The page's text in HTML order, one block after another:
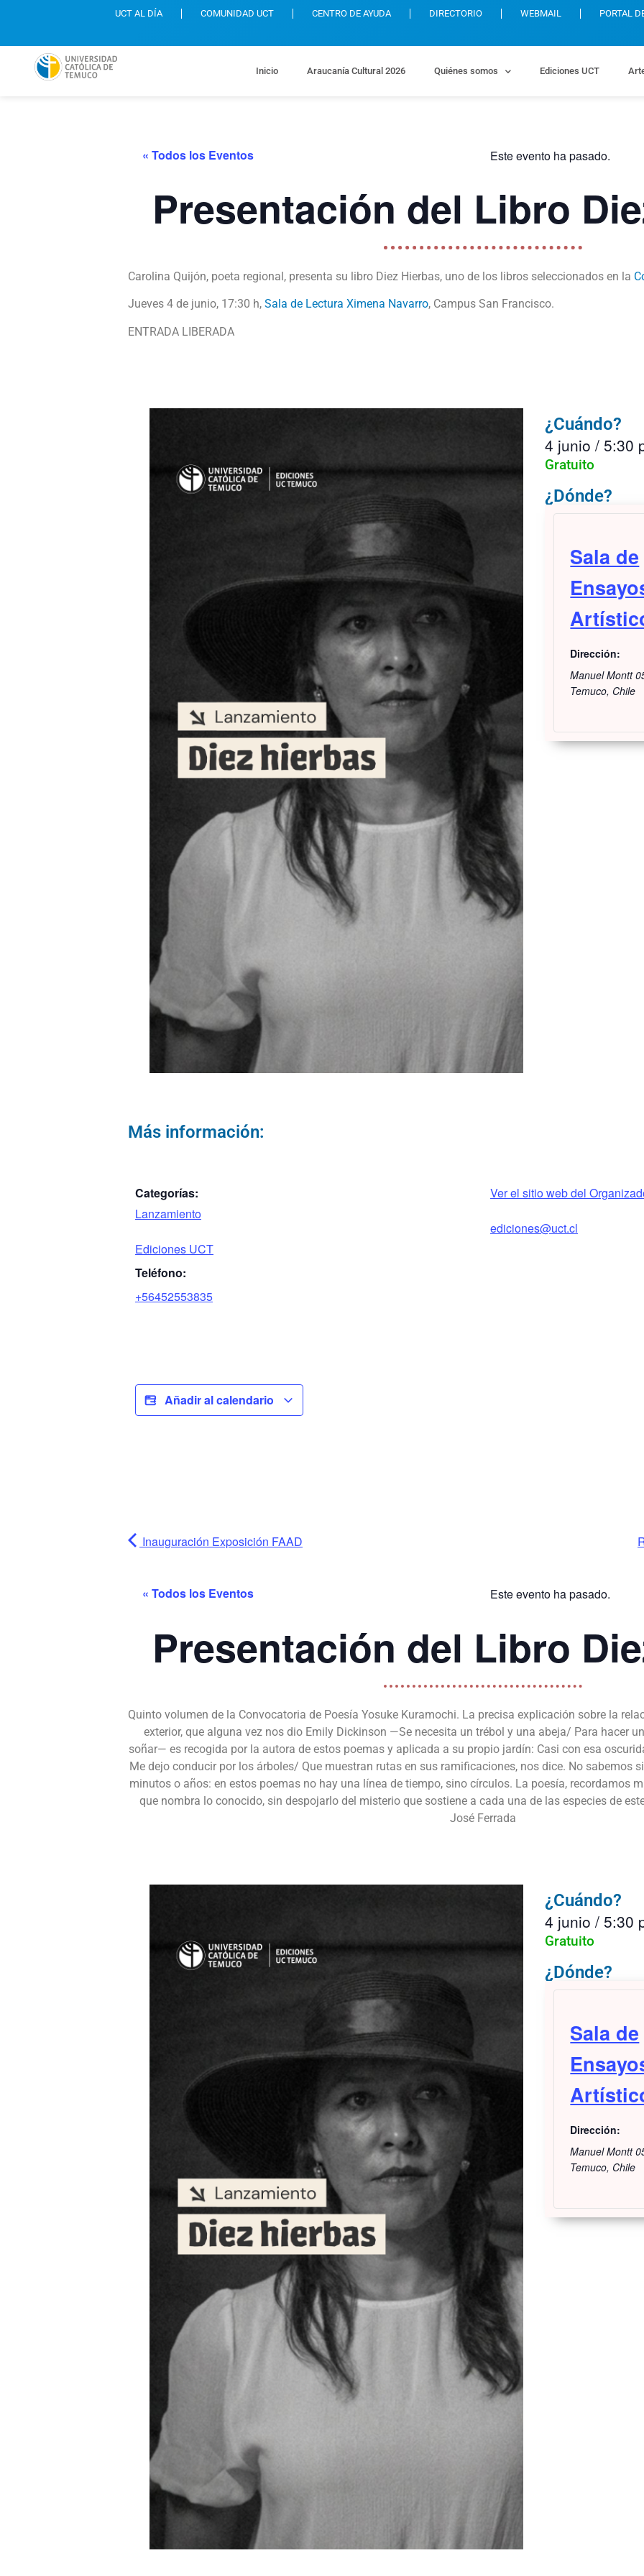
UCT AL DÍA COMUNIDAD UCT CENTRO DE AYUDA DIRECTORIO WEBMAIL PORTAL
Inicio Araucanía Cultural 2026 Quiénes somos Ediciones UCT
« Todos los Eventos Este evento ha pasado.
Presentación del Libro
Carolina Quijón, poeta regional, presenta su libro Diez Hierbas, uno de los libros seleccionados en la
Jueves 4 de junio, 17:30 h, Sala de Lectura Ximena Navarro, Campus San Francisco.
ENTRADA LIBERADA
¿Cuándo?
4 junio / 5:30
Gratuito
¿Dónde?
Sala de
Dirección:
Manuel Montt
Temuco, Chile
Más información:
Categorías:
Lanzamiento
Ediciones UCT
Teléfono:
+56452553835
Ver el sitio web del
ediciones@uct.cl
Añadir al calendario
Inauguración Exposición FAAD
« Todos los Eventos Este evento ha pasado.
Presentación del Libro
Quinto volumen de la Convocatoria de Poesía Yosuke Kuramochi. La precisa explicación sobre la
exterior, que alguna vez nos dio Emily Dickinson —Se necesita un trébol y una abeja/ Para hacer
soñar— es recogida por la autora de estos poemas y aplicada a su propio jardín: Casi con esa
Me dejo conducir por los árboles/ Que muestran rutas en sus ramificaciones, nos dice. No sabemos
minutos o años: en estos poemas no hay una línea de tiempo, sino círculos. La poesía, recordamos
que nombra lo conocido, sin despojarlo del misterio que sostiene a cada una de las especies de
José Ferrada
¿Cuándo?
4 junio / 5:30
Gratuito
¿Dónde?
Sala de
Dirección:
Manuel Montt
Temuco, Chile